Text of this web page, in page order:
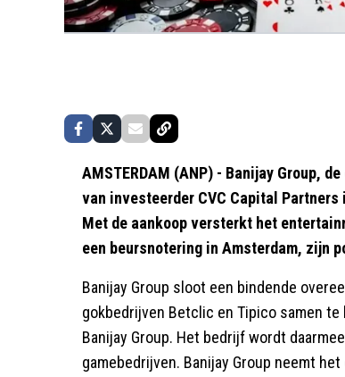
AMSTERDAM (ANP) - Banijay Group,
van investeerder CVC Capital
Met de aankoop versterkt het
een beursnotering in Amsterdam, zijn
Banijay Group sloot een bindende
gokbedrijven Betclic en Tipico samen te
Banijay Group. Het bedrijf wordt
gamebedrijven. Banijay Group neemt